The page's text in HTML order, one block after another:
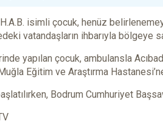
isimli çocuk, henüz
vatandaşların ihbarıyla bölgeye
yapılan çocuk, ambulansla
Eğitim ve Araştırma
Bodrum Cumhuriyet